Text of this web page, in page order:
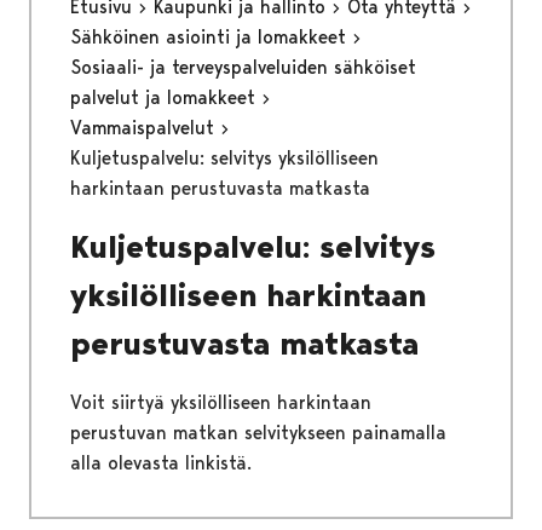
Etusivu Kaupunki ja hallinto
Ota yhteyttä
Sähköinen asiointi ja lomakkeet
Sosiaali- ja terveyspalveluiden sähköiset
palvelut ja lomakkeet
Vammaispalvelut
Kuljetuspalvelu: selvitys yksilölliseen
harkintaan perustuvasta matkasta
Kuljetuspalvelu: selvitys
yksilölliseen harkintaan
perustuvasta matkasta
Voit siirtyä yksilölliseen harkintaan
perustuvan matkan selvitykseen painamalla
alla olevasta linkistä.